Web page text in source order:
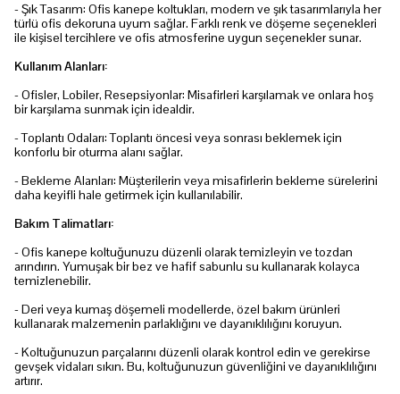
- Şık Tasarım: Ofis kanepe koltukları, modern ve şık tasarımlarıyla her
türlü ofis dekoruna uyum sağlar. Farklı renk ve döşeme seçenekleri
ile kişisel tercihlere ve ofis atmosferine uygun seçenekler sunar.
Kullanım Alanları:
- Ofisler, Lobiler, Resepsiyonlar: Misafirleri karşılamak ve onlara hoş
bir karşılama sunmak için idealdir.
- Toplantı Odaları: Toplantı öncesi veya sonrası beklemek için
konforlu bir oturma alanı sağlar.
- Bekleme Alanları: Müşterilerin veya misafirlerin bekleme sürelerini
daha keyifli hale getirmek için kullanılabilir.
Bakım Talimatları:
- Ofis kanepe koltuğunuzu düzenli olarak temizleyin ve tozdan
arındırın. Yumuşak bir bez ve hafif sabunlu su kullanarak kolayca
temizlenebilir.
- Deri veya kumaş döşemeli modellerde, özel bakım ürünleri
kullanarak malzemenin parlaklığını ve dayanıklılığını koruyun.
- Koltuğunuzun parçalarını düzenli olarak kontrol edin ve gerekirse
gevşek vidaları sıkın. Bu, koltuğunuzun güvenliğini ve dayanıklılığını
artırır.